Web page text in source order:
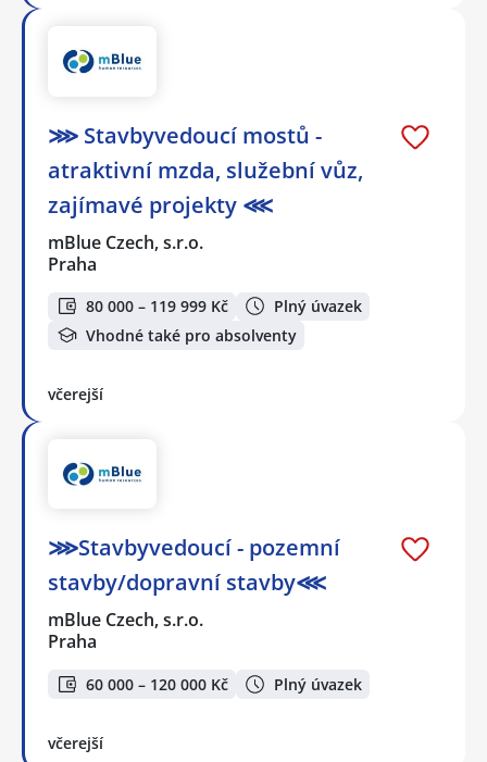
⋙ Stavbyvedoucí mostů -
atraktivní mzda, služební vůz,
zajímavé projekty ⋘
mBlue Czech, s.r.o.
Praha
80 000 – 119 999 Kč
Plný úvazek
Vhodné také pro absolventy
včerejší
⋙Stavbyvedoucí - pozemní
stavby/dopravní stavby⋘
mBlue Czech, s.r.o.
Praha
60 000 – 120 000 Kč Plný úvazek
včerejší